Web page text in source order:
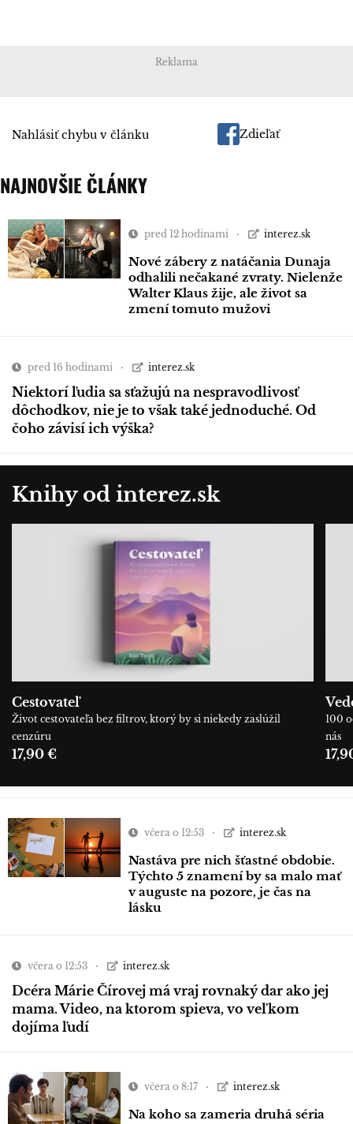
Reklama
Nahlásiť chybu v článku Zdieľať
NAJNOVŠIE ČLÁNKY
pred 12 hodinami interez.sk
Nové zábery z natáčania Dunaja
odhalili nečakané zvraty. Nielenže
Walter Klaus žije, ale život sa
zmení tomuto mužovi
pred 16 hodinami interez.sk
Niektorí ľudia sa sťažujú na nespravodlivosť
dôchodkov, nie je to však také jednoduché. Od
čoho závisí ich výška?
Knihy od interez.sk
Cestovateľ
Život cestovateľa bez filtrov, ktorý by si niekedy zaslúžil
cenzúru
17,90 €
100
nás
včera o 12:53 interez.sk
Nastáva pre nich šťastné obdobie.
Týchto 5 znamení by sa malo mať
v auguste na pozore, je čas na
lásku
včera o 12:53 interez.sk
Dcéra Márie Čírovej má vraj rovnaký dar ako jej
mama. Video, na ktorom spieva, vo veľkom
dojíma ľudí
včera o 8:17 interez.sk
Na koho sa zameria druhá séria